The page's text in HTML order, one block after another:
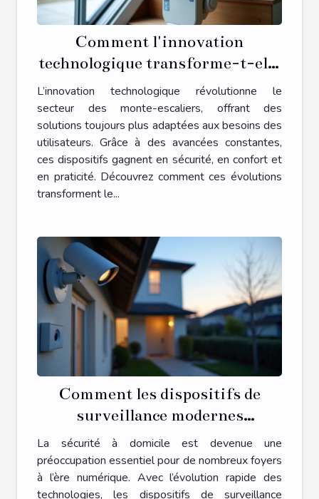
Comment l'innovation
technologique transforme-t-elle
les monte-escaliers ?
L’innovation technologique révolutionne le
secteur des monte-escaliers, offrant des
solutions toujours plus adaptées aux besoins des
utilisateurs. Grâce à des avancées constantes,
ces dispositifs gagnent en sécurité, en confort et
en praticité. Découvrez comment ces évolutions
transforment le...
Comment les dispositifs de
surveillance modernes
renforcent-ils la sécurité
domestique ?
La sécurité à domicile est devenue une
préoccupation essentiel pour de nombreux foyers
à l’ère numérique. Avec l’évolution rapide des
technologies, les dispositifs de surveillance